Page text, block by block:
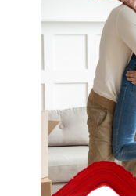
Στη
ναρκωτικά
εκδρομές,
ο συσχετισμός;